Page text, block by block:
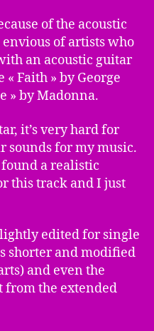
of the acoustic
of artists who
an acoustic guitar
Faith » by George
» by Madonna.
it’s very hard for
sounds for my music.
a realistic
this track and I just
edited for single
shorter and modified
and even the
the extended